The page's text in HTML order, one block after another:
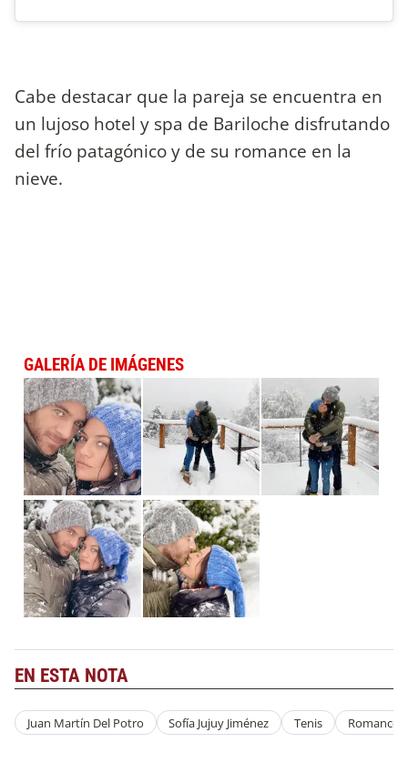
Cabe destacar que la pareja se encuentra en
un lujoso hotel y spa de Bariloche disfrutando
del frío patagónico y de su romance en la
nieve.
GALERÍA DE IMÁGENES
EN ESTA NOTA
Juan Martín Del Potro Sofía Jujuy Jiménez Tenis Romance